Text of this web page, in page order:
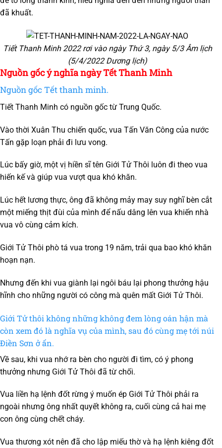
đã khuất.
Tiết Thanh Minh 2022 rơi vào ngày Thứ 3, ngày 5/3 Âm lịch
(5/4/2022 Dương lịch)
Nguồn gốc ý nghĩa ngày Tết Thanh Minh
Nguồn gốc Tết thanh minh.
Tiết Thanh Minh có nguồn gốc từ Trung Quốc.
Vào thời Xuân Thu chiến quốc, vua Tấn Văn Công của nước
Tấn gặp loạn phải đi lưu vong.
Lúc bấy giờ, một vị hiền sĩ tên Giới Tử Thôi luôn đi theo vua
hiến kế và giúp vua vượt qua khó khăn.
Lúc hết lương thực, ông đã không mảy may suy nghĩ bèn cắt
một miếng thịt đùi của mình để nấu dâng lên vua khiến nhà
vua vô cùng cảm kích.
Giới Tử Thôi phò tá vua trong 19 năm, trải qua bao khó khăn
hoạn nạn.
Nhưng đến khi vua giành lại ngôi báu lại phong thưởng hậu
hĩnh cho những người có công mà quên mất Giới Tử Thôi.
Giới Tử thôi không những không đem lòng oán hận mà
còn xem đó là nghĩa vụ của mình, sau đó cùng mẹ tới núi
Điền Sơn ở ẩn.
Về sau, khi vua nhớ ra bèn cho người đi tìm, có ý phong
thưởng nhưng Giới Tử Thôi đã từ chối.
Vua liền hạ lệnh đốt rừng ý muốn ép Giới Tử Thôi phải ra
ngoài nhưng ông nhất quyết không ra, cuối cùng cả hai mẹ
con ông cùng chết cháy.
Vua thương xót nên đã cho lập miếu thờ và hạ lệnh kiêng đốt